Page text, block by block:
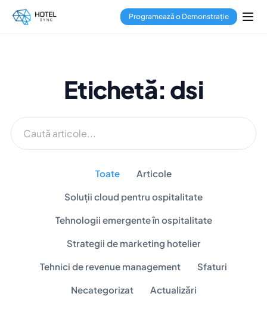
Programează o Demonstrație
Etichetă: dsi
Toate Articole
Soluții cloud pentru ospitalitate
Tehnologii emergente în ospitalitate
Strategii de marketing hotelier
Tehnici de revenue management Sfaturi
Necategorizat Actualizări